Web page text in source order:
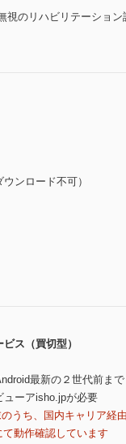
視のリハビリテーション
ンロード不可）
ス（買切型）
最新の２世代前まで
ーアisho.jpが必要
うち、国内キャリア経
動作確認しています